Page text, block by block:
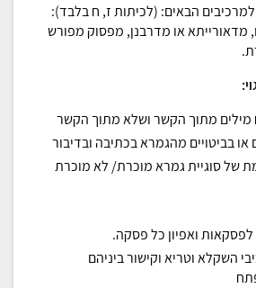
הבאים: (לכיתות ז, ח בלבד):
מדאורייתא או מדרבנן, מפסוק מפורש
מילים מתוך הקשר ושלא מתוך הקשר
או בביטויים מהגמרא בכתיבה ובדיבור
של סוגיית גמרא מוכרת/ לא מוכרת
לפסקאות ואפיון כל פסקה.
השקלא וטריא וקישור ביניהם